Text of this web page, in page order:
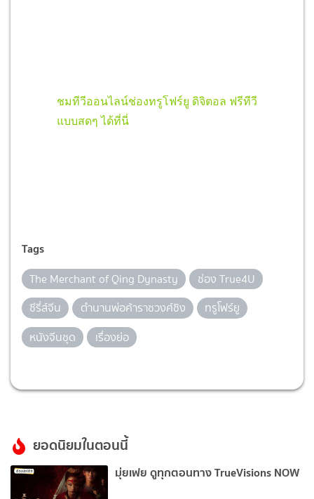
ชมทีวีออนไลน์ช่องทรูโฟร์ยู ดิจิตอล ฟรีทีวี
แบบสดๆ ได้ที่นี่
Tags
The Merchant of Qing Dynasty
ช่อง True4U
ซีรี่ส์จีน
ตำนานพ่อค้าราชวงศ์ชิง
ทรูโฟร์ยู
หนังจีนชุด
เรื่องย่อ
ยอดนิยมในตอนนี้
มุ่ยเฟย ดูทุกตอนทาง TrueVisions NOW